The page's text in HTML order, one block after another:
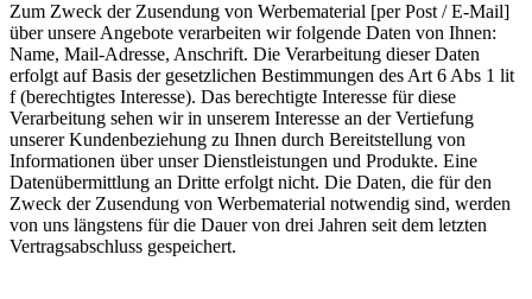
Zum Zweck der Zusendung von Werbematerial [per Post / E-Mail]
über unsere Angebote verarbeiten wir folgende Daten von Ihnen:
Name, Mail-Adresse, Anschrift. Die Verarbeitung dieser Daten
erfolgt auf Basis der gesetzlichen Bestimmungen des Art 6 Abs 1 lit
f (berechtigtes Interesse). Das berechtigte Interesse für diese
Verarbeitung sehen wir in unserem Interesse an der Vertiefung
unserer Kundenbeziehung zu Ihnen durch Bereitstellung von
Informationen über unser Dienstleistungen und Produkte. Eine
Datenübermittlung an Dritte erfolgt nicht. Die Daten, die für den
Zweck der Zusendung von Werbematerial notwendig sind, werden
von uns längstens für die Dauer von drei Jahren seit dem letzten
Vertragsabschluss gespeichert.